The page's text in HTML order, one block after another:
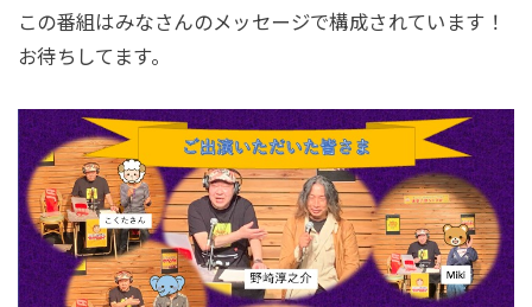
この番組はみなさんのメッセージで構成されています！
お待ちしてます。